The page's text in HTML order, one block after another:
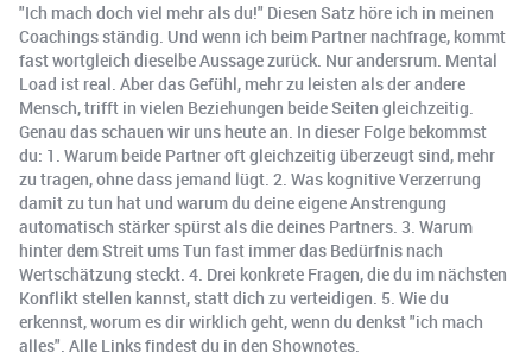
"Ich mach doch viel mehr als du!" Diesen Satz höre ich in meinen
Coachings ständig. Und wenn ich beim Partner nachfrage, kommt
fast wortgleich dieselbe Aussage zurück. Nur andersrum. Mental
Load ist real. Aber das Gefühl, mehr zu leisten als der andere
Mensch, trifft in vielen Beziehungen beide Seiten gleichzeitig.
Genau das schauen wir uns heute an. In dieser Folge bekommst
du: 1. Warum beide Partner oft gleichzeitig überzeugt sind, mehr
zu tragen, ohne dass jemand lügt. 2. Was kognitive Verzerrung
damit zu tun hat und warum du deine eigene Anstrengung
automatisch stärker spürst als die deines Partners. 3. Warum
hinter dem Streit ums Tun fast immer das Bedürfnis nach
Wertschätzung steckt. 4. Drei konkrete Fragen, die du im nächsten
Konflikt stellen kannst, statt dich zu verteidigen. 5. Wie du
erkennst, worum es dir wirklich geht, wenn du denkst "ich mach
alles". Alle Links findest du in den Shownotes.